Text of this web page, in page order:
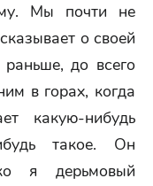
Мы почти не
о своей
до всего
в горах, когда
какую-нибудь
такое. Он
я дерьмовый